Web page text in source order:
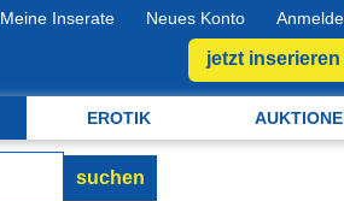
Meine Inserate Neues Konto
jetzt inserieren
EROTIK
suchen